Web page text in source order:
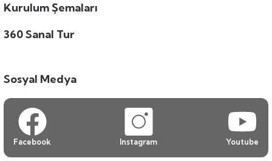
Kurulum Şemaları
360 Sanal Tur
Sosyal Medya
Facebook Instagram Youtube